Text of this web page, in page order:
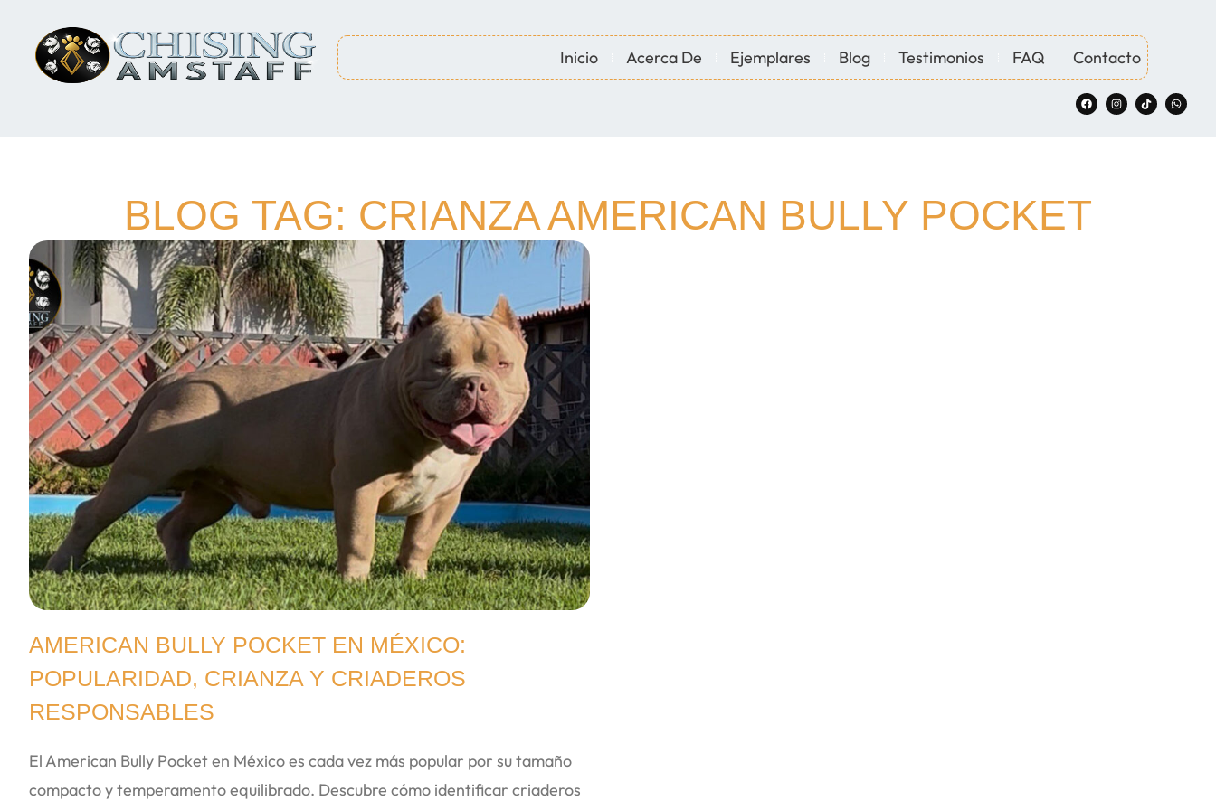
Inicio Acerca De Ejemplares Blog Testimonios FAQ Contacto
BLOG TAG: CRIANZA AMERICAN BULLY POCKET
AMERICAN BULLY POCKET EN MÉXICO:
POPULARIDAD, CRIANZA Y CRIADEROS
RESPONSABLES
El American Bully Pocket en México es cada vez más popular por su tamaño
compacto y temperamento equilibrado. Descubre cómo identificar criaderos